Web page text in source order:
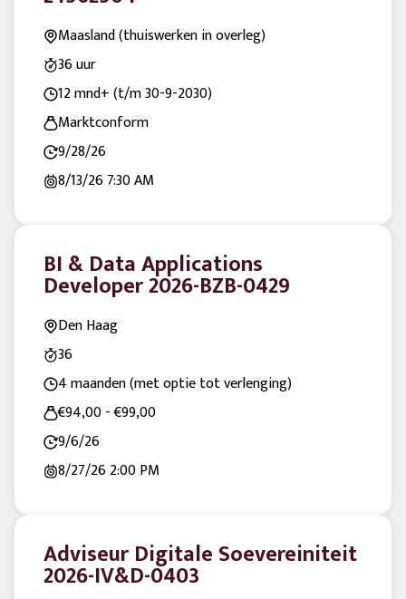
Maasland (thuiswerken in overleg)
36 uur
12 mnd+ (t/m 30-9-2030)
Marktconform
9/28/26
8/13/267:30 AM
BI & Data Applications
Developer 2026-BZB-0429
Den Haag
36
4 maanden (met optie tot verlenging)
€94,00 - €99,00
9/6/26
8/27/262:00 PM
Adviseur Digitale Soevereiniteit
2026-IV&D-0403